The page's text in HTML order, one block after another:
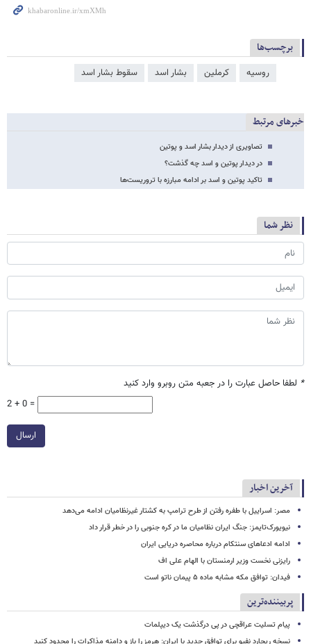
برچسب‌ها
روسیه کرملین بشار اسد سقوط بشار اسد
خبرهای مرتبط
تصاویری از دیدار بشار اسد و پوتین
در دیدار پوتین و اسد چه گذشت؟
تاکید پوتین و اسد بر ادامه مبارزه با تروریست‌ها
نظر شما
* لطفا حاصل عبارت را در جعبه متن روبرو وارد کنید
2 + 0 =
ارسال
آخرین اخبار
مصر: اسراییل با طفره رفتن از طرح ترامپ به کشتار غیرنظامیان ادامه می‌دهد
نیویورک‌تایمز: جنگ ایران نظامیان ما در کره جنوبی را در خطر قرار داد
ادامه ادعاهای سنتکام درباره محاصره دریایی ایران
رایزنی نخست وزیر ارمنستان با الهام علی اف
فیدان: توافق مکه مشابه ماده ۵ پیمان ناتو است
پربیننده‌ترین
پیام تسلیت عراقچی در پی درگذشت یک دیپلمات
نسخه ریچارد نفیو برای توافق جدید با ایران: هرمز را باز و دامنه مذاکرات را محدود کنید